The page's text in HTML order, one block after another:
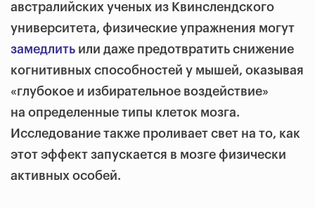
австралийских ученых из Квинслендского
университета, физические упражнения могут
замедлить или даже предотвратить снижение
когнитивных способностей у мышей, оказывая
«глубокое и избирательное воздействие»
на определенные типы клеток мозга.
Исследование также проливает свет на то, как
этот эффект запускается в мозге физически
активных особей.